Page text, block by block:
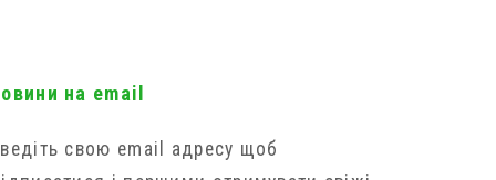
на email
свою email адресу щоб